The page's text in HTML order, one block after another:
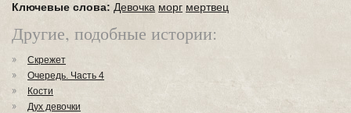
Ключевые слова: Девочка морг мертвец
Другие, подобные истории:
Скрежет
Очередь. Часть 4
Кости
Дух девочки